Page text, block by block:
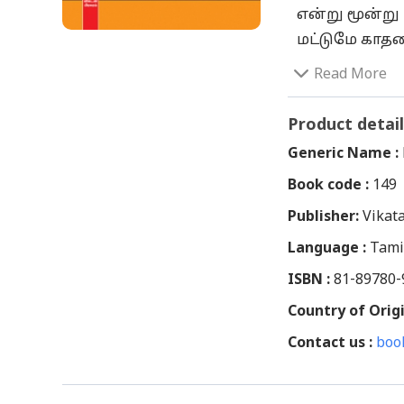
என்று
மட்டுமே
இரண்டிலும்
காதலில்
மனிதம்
நிகழ்வுகளை
ஊடல், காதலன்
பெண்ணுக்கும்
Read More
Product
Generic Name :
Book code : 149
Publisher:
Language :
ISBN : 81-
Country of
Contact us :